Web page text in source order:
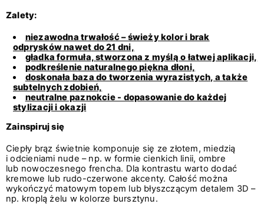
Zalety:
niezawodna trwałość – świeży kolor i brak
odprysków nawet do 21 dni,
gładka formuła, stworzona z myślą o łatwej aplikacji,
podkreślenie naturalnego piękna dłoni,
doskonała baza do tworzenia wyrazistych, a także
subtelnych zdobień,
neutralne paznokcie - dopasowanie do każdej
stylizacji i okazji
Zainspiruj się
Ciepły brąz świetnie komponuje się ze złotem, miedzią
i odcieniami nude – np. w formie cienkich linii, ombre
lub nowoczesnego frencha. Dla kontrastu warto dodać
kremowe lub rudo-czerwone akcenty. Całość można
wykończyć matowym topem lub błyszczącym detalem 3D –
np. kroplą żelu w kolorze bursztynu.